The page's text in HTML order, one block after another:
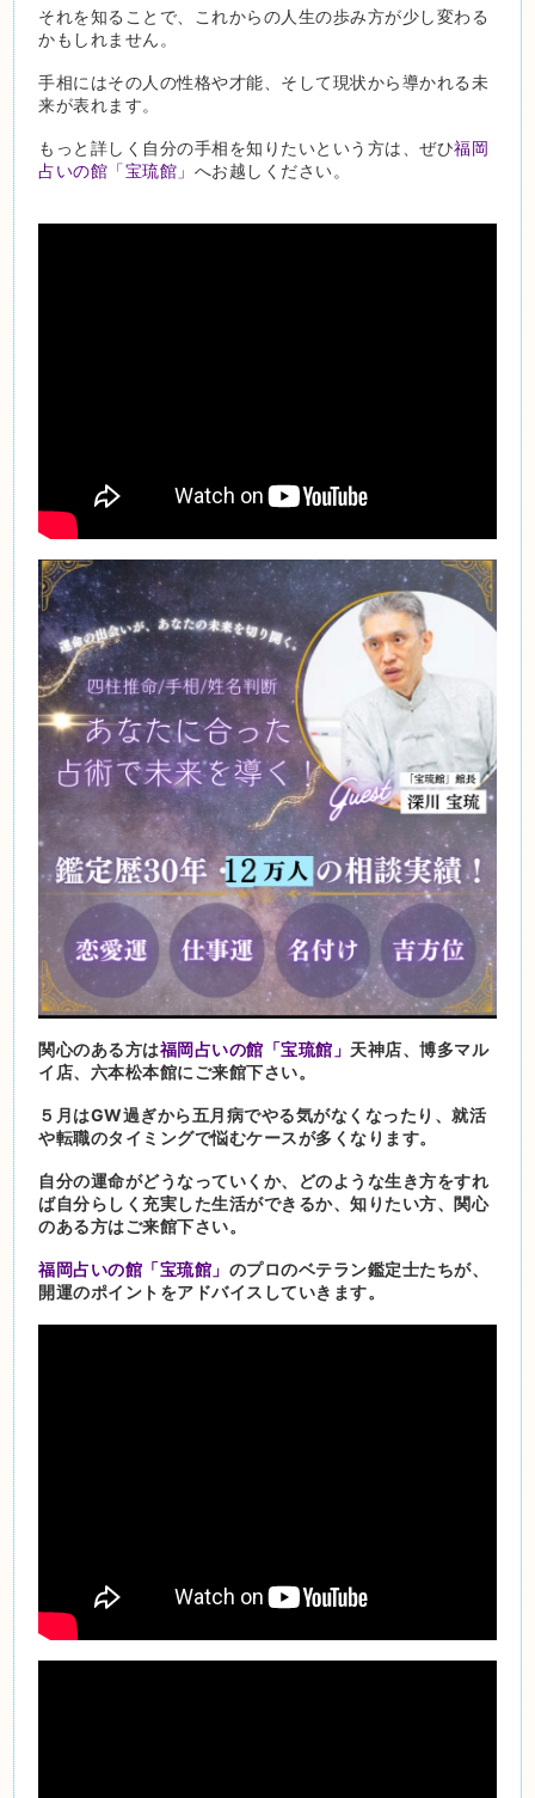
それを知ることで、これからの人生の歩み方が少し変わる
かもしれません。
手相にはその人の性格や才能、そして現状から導かれる未
来が表れます。
もっと詳しく自分の手相を知りたいという方は、ぜひ福岡
占いの館「宝琉館」 へお越しください。
関心のある方は福岡占いの館「宝琉館」 天神店、博多マル
イ店、六本松本館にご来館下さい。
５月はGW過ぎから五月病でやる気がなくなったり、就活
や転職のタイミングで悩むケースが多くなります。
自分の運命がどうなっていくか、どのような生き方をすれ
ば自分らしく充実した生活ができるか、知りたい方、関心
のある方はご来館下さい。
福岡占いの館「宝琉館」 のプロのベテラン鑑定士たちが、
開運のポイントをアドバイスしていきます。